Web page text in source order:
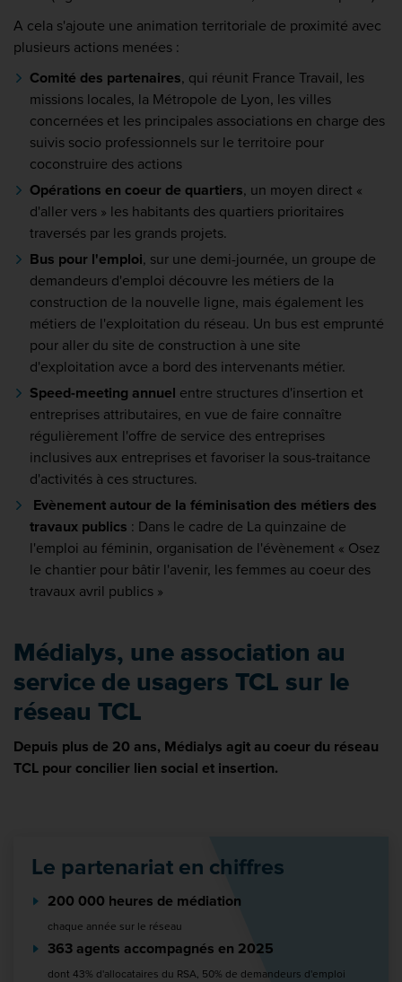
A cela s'ajoute une animation territoriale de proximité avec
plusieurs actions menées :
Comité des partenaires, qui réunit France Travail, les
missions locales, la Métropole de Lyon, les villes
concernées et les principales associations en charge des
suivis socio professionnels sur le territoire pour
coconstruire des actions
Opérations en coeur de quartiers, un moyen direct «
d'aller vers » les habitants des quartiers prioritaires
traversés par les grands projets.
Bus pour l'emploi, sur une demi-journée, un groupe de
demandeurs d'emploi découvre les métiers de la
construction de la nouvelle ligne, mais également les
métiers de l'exploitation du réseau. Un bus est emprunté
pour aller du site de construction à une site
d'exploitation avce a bord des intervenants métier.
Speed-meeting annuel entre structures d'insertion et
entreprises attributaires, en vue de faire connaître
régulièrement l'offre de service des entreprises
inclusives aux entreprises et favoriser la sous-traitance
d'activités à ces structures.
Evènement autour de la féminisation des métiers des
travaux publics : Dans le cadre de La quinzaine de
l'emploi au féminin, organisation de l'évènement « Osez
le chantier pour bâtir l'avenir, les femmes au coeur des
travaux avril publics »
Médialys, une association au
service de usagers TCL sur le
réseau TCL
Depuis plus de 20 ans, Médialys agit au coeur du réseau
TCL pour concilier lien social et insertion.
Le partenariat en chiffres
200 000 heures de médiation
chaque année sur le réseau
363 agents accompagnés en 2025
dont 43% d'allocataires du RSA, 50% de demandeurs d'emploi